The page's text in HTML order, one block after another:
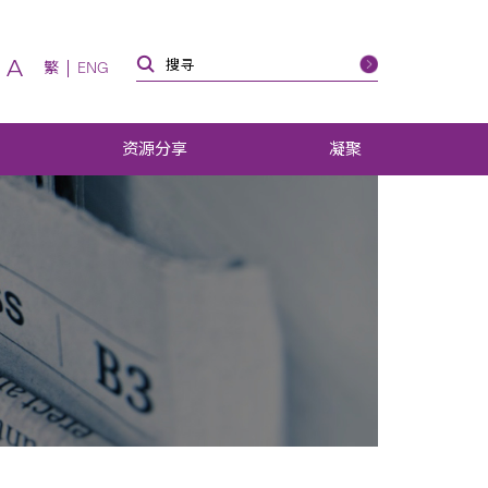
A 繁 ENG
资源分享 凝聚